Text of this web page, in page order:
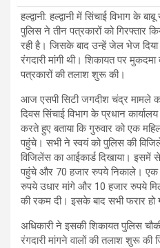
हल्द्वानी: हल्द्वानी में सिंचाई विभाग के
पुलिस ने तीन पत्रकारों को गिरफ्तार
रही है। जिसके बाद उन्हें जेल भेज
रंगदारी मांगी थी। शिकायत पर
पत्रकारों की तलाश शुरू की।
आज एसपी सिटी जगदीश चंद्र मामले
दिवस सिंचाई विभाग के प्रधान
करते हुए बताया कि गुरुवार को एक
पहुंचे। सभी ने स्वयं को पुलिस की
विजिलेंस का आईकार्ड दिखाया। इसमें
पहुंचे और 70 हजार रुपये निकाले। एक
रुपये उधार मांगे और 10 हजार रुपये
की रकम दी। इसके बाद सभी फरार हो
अधिकारी ने इसकी शिकायत पुलिस
रंगदारी मांगने वालों की तलाश शुरू की